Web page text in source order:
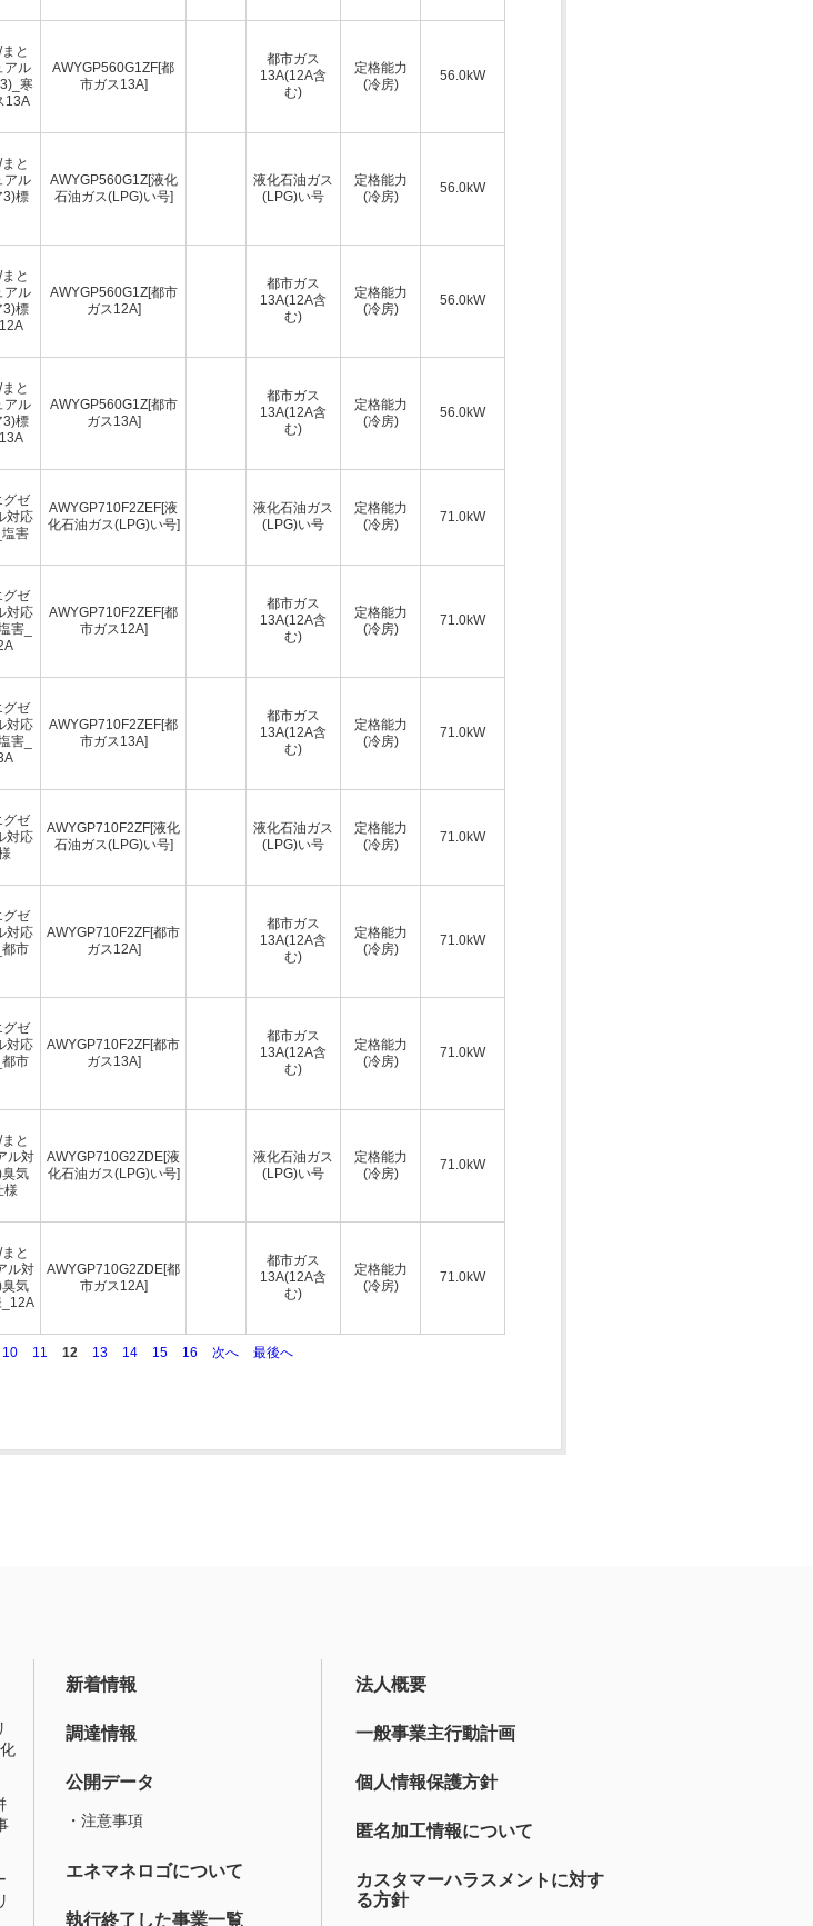
と
アル
寒
13A
AWYGP560G1ZF[都
市ガス13A]
都市ガス
13A(12A含
む)
定格能力
(冷房)
56.0kW
と
アル
3)標
AWYGP560G1Z[液化
石油ガス(LPG)い号]
液化石油ガス
(LPG)い号
定格能力
(冷房)
56.0kW
と
アル
3)標
AWYGP560G1Z[都市
ガス12A]
都市ガス
13A(12A含
む)
定格能力
(冷房)
56.0kW
と
アル
3)標
AWYGP560G1Z[都市
ガス13A]
都市ガス
13A(12A含
む)
定格能力
(冷房)
56.0kW
グゼ
対応
塩害
AWYGP710F2ZEF[液
化石油ガス(LPG)い号]
液化石油ガス
(LPG)い号
定格能力
(冷房)
71.0kW
グゼ
対応
害_
AWYGP710F2ZEF[都
市ガス12A]
都市ガス
13A(12A含
む)
定格能力
(冷房)
71.0kW
グゼ
対応
害_
AWYGP710F2ZEF[都
市ガス13A]
都市ガス
13A(12A含
む)
定格能力
(冷房)
71.0kW
グゼ
対応
AWYGP710F2ZF[液化
石油ガス(LPG)い号]
液化石油ガス
(LPG)い号
定格能力
(冷房)
71.0kW
グゼ
対応
都市
AWYGP710F2ZF[都市
ガス12A]
都市ガス
13A(12A含
む)
定格能力
(冷房)
71.0kW
グゼ
対応
都市
AWYGP710F2ZF[都市
ガス13A]
都市ガス
13A(12A含
む)
定格能力
(冷房)
71.0kW
と
ル対
気
様
AWYGP710G2ZDE[液
化石油ガス(LPG)い号]
液化石油ガス
(LPG)い号
定格能力
(冷房)
71.0kW
と
ル対
気
AWYGP710G2ZDE[都
市ガス12A]
都市ガス
13A(12A含
む)
定格能力
(冷房)
71.0kW
10 11 12 13 14 15 16 次へ 最後へ
新着情報
調達情報
公開データ
・注意事項
エネマネロゴについて
執行終了した事業一覧
法人概要
一般事業主行動計画
個人情報保護方針
匿名加工情報について
カスタマーハラスメントに対す
る方針